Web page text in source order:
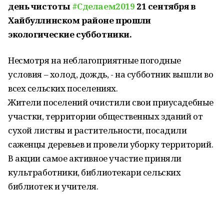
день чистоты#Сделаем2019 21 сентября в
Хайбуллинском районе прошли
экологические субботники.
Несмотря на неблагоприятные погодные
условия – холод, дождь, - на субботник вышли во
всех сельских поселениях.
Жители поселений очистили свои приусадебные
участки, территории общественных зданий от
сухой листвы и растительности, посадили
саженцы деревьев и провели уборку территорий.
В акции самое активное участие приняли
культработники, библиотекари сельских
библиотек и учителя.